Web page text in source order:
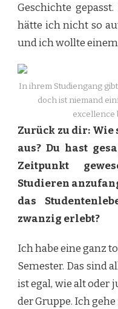
Geschichte
hätte ich nicht so
und ich wollte
In ihrem Studiengang
doch ist niemand
excellence
Zurück zu dir: Wie
aus? Du hast
Zeitpunkt
Studieren
das
zwanzig erlebt?
Ich habe eine ganz
Semester. Das sind
ist egal, wie alt oder
der Gruppe. Ich